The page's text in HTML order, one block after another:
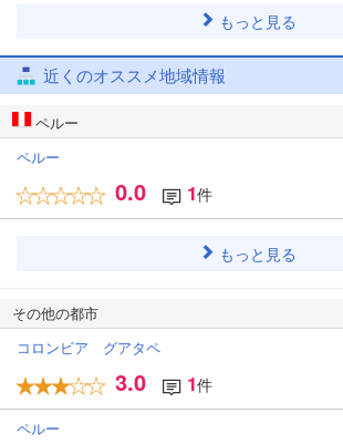
もっと見る
近くのオススメ地域情報
ペルー
ペルー
0.0 1件
もっと見る
その他の都市
コロンビア グアタペ
3.0 1件
ペルー